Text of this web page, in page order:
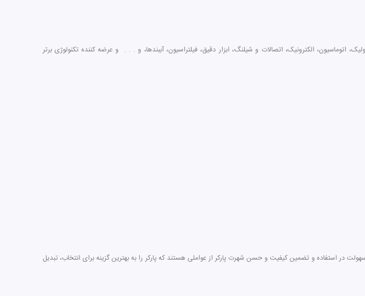
الکترونیک، اتصالات و شیلنگ، ابزار دقیق، فیلتراسیون، آببندها، و . . . و عرضه کننده تکنولوژی برتر
سهولت در استفاده و تضمین کیفیت و حسن شهرت پارکر از عواملی هستند که پارکر را به بهترین گزینه برای انتخاب، تبدیل